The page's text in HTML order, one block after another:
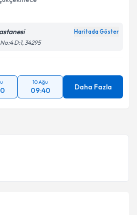
Haritada Göster
D:1, 34295
10 Ağu
09:40 Daha Fazla